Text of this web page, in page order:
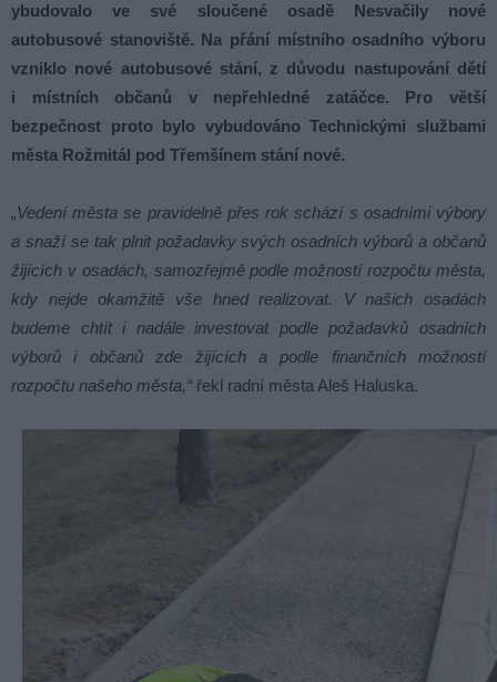
ybudovalo ve své sloučené osadě Nesvačily nové
autobusové stanoviště. Na přání místního osadního výboru
vzniklo nové autobusové stání, z důvodu nastupování dětí
i místních občanů v nepřehledné zatáčce. Pro větší
bezpečnost proto bylo vybudováno Technickými službami
města Rožmitál pod Třemšínem stání nové.
„Vedení města se pravidelně přes rok schází s osadními výbory
a snaží se tak plnit požadavky svých osadních výborů a občanů
žijících v osadách, samozřejmě podle možností rozpočtu města,
kdy nejde okamžitě vše hned realizovat. V našich osadách
budeme chtít i nadále investovat podle požadavků osadních
výborů i občanů zde žijících a podle finančních možností
rozpočtu našeho města,“ řekl radní města Aleš Haluska.